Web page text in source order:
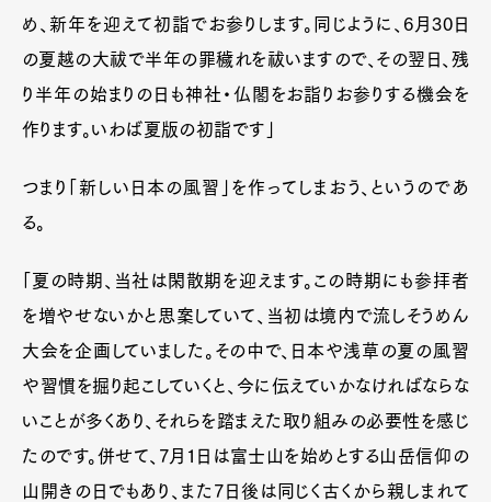
め、新年を迎えて初詣でお参りします。同じように、6月30日
の夏越の大祓で半年の罪穢れを祓いますので、その翌日、残
り半年の始まりの日も神社・仏閣をお詣りお参りする機会を
作ります。いわば夏版の初詣です」
つまり「新しい日本の風習」を作ってしまおう、というのであ
る。
「夏の時期、当社は閑散期を迎えます。この時期にも参拝者
を増やせないかと思案していて、当初は境内で流しそうめん
大会を企画していました。その中で、日本や浅草の夏の風習
や習慣を掘り起こしていくと、今に伝えていかなければならな
いことが多くあり、それらを踏まえた取り組みの必要性を感じ
たのです。併せて、7月1日は富士山を始めとする山岳信仰の
山開きの日でもあり、また7日後は同じく古くから親しまれて